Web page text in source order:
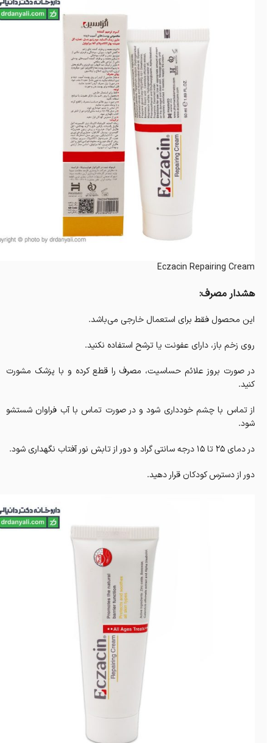
Eczacin Repairing Cream
هشدار مصرف:
این محصول فقط برای استعمال خارجی می‌باشد.
روی زخم باز، دارای عفونت یا ترشح استفاده نکنید.
در صورت بروز علائم حساسیت، مصرف را قطع کرده و با پزشک مشورت
کنید.
از تماس با چشم خودداری شود و در صورت تماس با آب فراوان شستشو
شود.
در دمای 25 تا 15 درجه سانتی گراد و دور از تابش نور آفتاب نگهداری شود.
دور از دسترس کودکان قرار دهید.